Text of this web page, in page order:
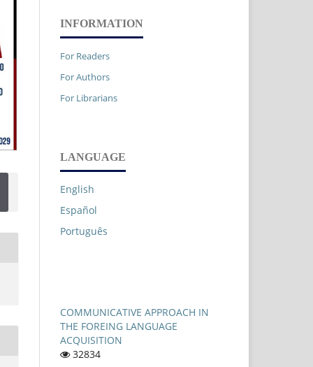
INFORMATION
For Readers
For Authors
For Librarians
LANGUAGE
English
Español
Português
COMMUNICATIVE APPROACH IN
THE FOREING LANGUAGE
ACQUISITION
32834